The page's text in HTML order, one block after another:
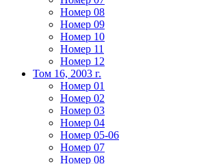
Номер 08
Номер 09
Номер 10
Номер 11
Номер 12
Том 16, 2003 г.
Номер 01
Номер 02
Номер 03
Номер 04
Номер 05-06
Номер 07
Номер 08